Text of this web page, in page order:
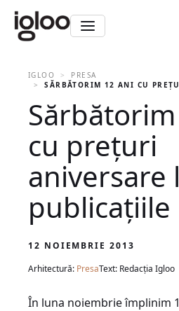
IGLOO
PRESA
SĂRBĂTORIM 12 ANI CU
cu preţuri
aniversare
publicaţiile
12 NOIEMBRIE 2013
Arhitectură: PresaText: Redacția Igloo
În luna noiembrie împlinim